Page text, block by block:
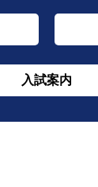
入試案内